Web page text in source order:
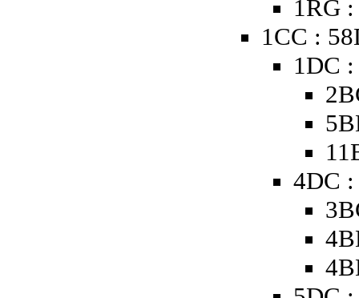
1RG
1CC :
1DC :
4DC :